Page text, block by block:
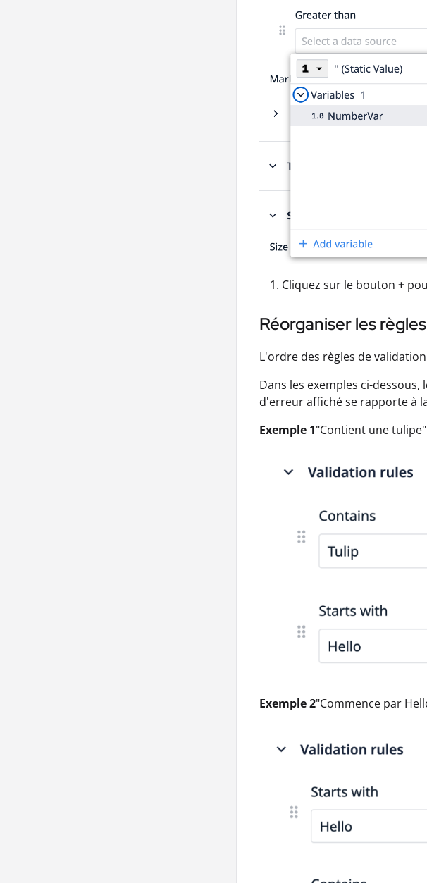
Cliquez sur le bouton +
Réorganiser les
L'ordre des règles de
Dans les exemples ci-
d'erreur affiché se rapporte à
Exemple 1"Contient une
Exemple 2"Commence par